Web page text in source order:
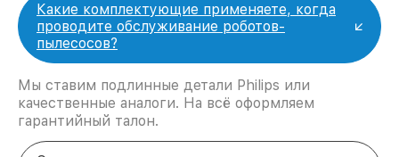
Какие комплектующие применяете, когда
проводите обслуживание роботов-
пылесосов?
Мы ставим подлинные детали Philips или
качественные аналоги. На всё оформляем
гарантийный талон.